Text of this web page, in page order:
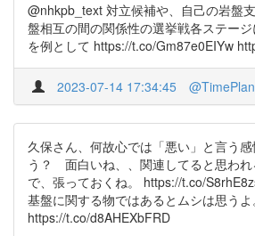
@nhkpb_text 対立候補や、自己の岩盤
盤相互の間の関係性の選挙戦各ステー
を例として https://t.co/Gm87e0EIYw
2023-07-14 17:34:45
久保さん、何故心では「悪い」と言う
う？ 面白いね、、関連してると思わ
で、張っておくね。 https://t.co/
基盤に関する物ではあるとムシは思うよ
https://t.co/d8AHEXbFRD